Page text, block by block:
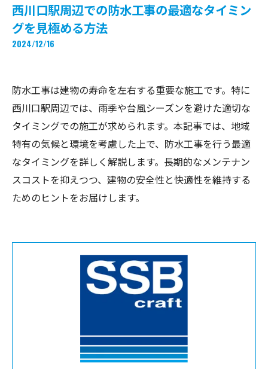
西川口駅周辺での防水工事の最適なタイミン
グを見極める方法
2024/12/16
防水工事は建物の寿命を左右する重要な施工です。特に
西川口駅周辺では、雨季や台風シーズンを避けた適切な
タイミングでの施工が求められます。本記事では、地域
特有の気候と環境を考慮した上で、防水工事を行う最適
なタイミングを詳しく解説します。長期的なメンテナン
スコストを抑えつつ、建物の安全性と快適性を維持する
ためのヒントをお届けします。